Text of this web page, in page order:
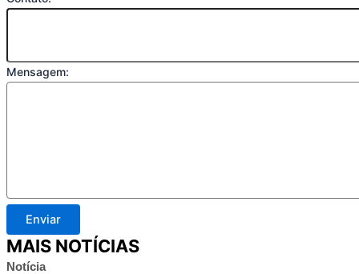
Mensagem:
Enviar
MAIS NOTÍCIAS
Notícia